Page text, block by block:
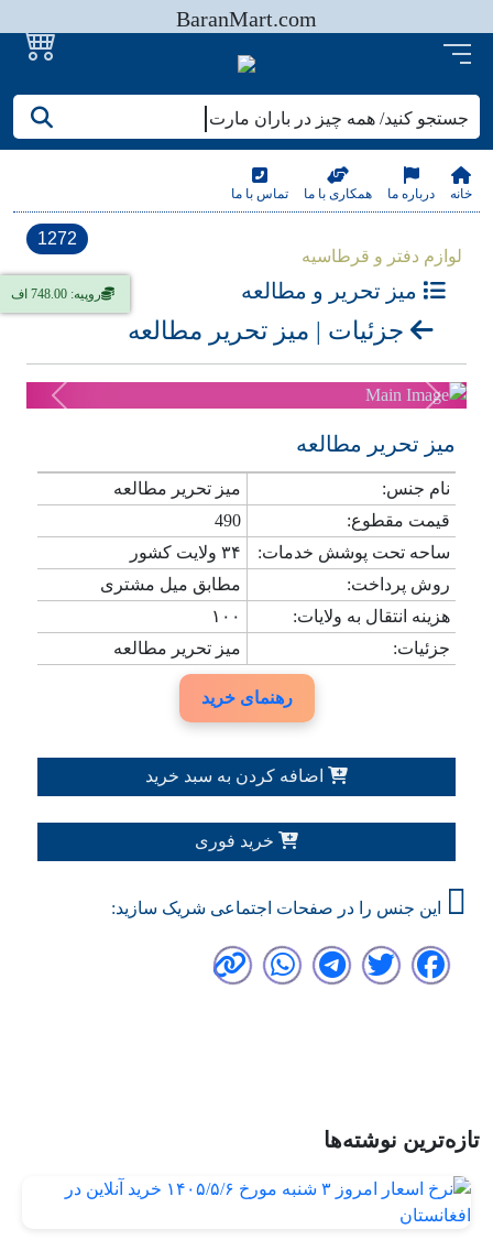
BaranMart.com
جستجو کنید/ همه چیز در باران مارت
خانه درباره ما همکاری با ما تماس با ما
روپیه: 748.00 اف
1272
لوازم دفتر و قرطاسیه
میز تحریر و مطالعه
جزئیات | میز تحریر مطالعه
Previous Next
میز تحریر مطالعه
نام جنس:
میز تحریر مطالعه
قیمت مقطوع:
490
ساحه تحت پوشش خدمات:
۳۴ ولایت کشور
روش پرداخت:
مطابق میل مشتری
هزینه انتقال به ولایات:
۱۰۰
جزئیات:
میز تحریر مطالعه
رهنمای خرید
اضافه کردن به سبد خرید
خرید فوری
این جنس را در صفحات اجتماعی شریک سازید:
تازه‌ترین نوشته‌ها